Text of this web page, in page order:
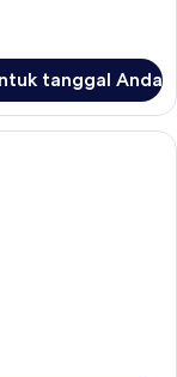
tanggal Anda
Pool Villa - West |